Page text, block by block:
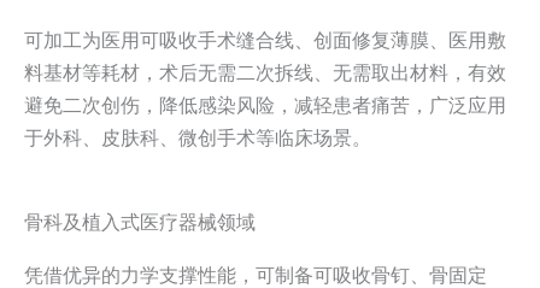
可加工为医用可吸收手术缝合线、创面修复薄膜、医用敷
料基材等耗材，术后无需二次拆线、无需取出材料，有效
避免二次创伤，降低感染风险，减轻患者痛苦，广泛应用
于外科、皮肤科、微创手术等临床场景。
骨科及植入式医疗器械领域
凭借优异的力学支撑性能，可制备可吸收骨钉、骨固定